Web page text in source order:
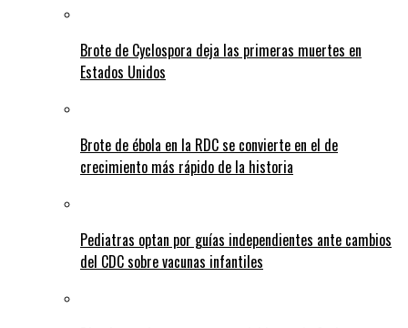
Brote de Cyclospora deja las primeras muertes en
Estados Unidos
Brote de ébola en la RDC se convierte en el de
crecimiento más rápido de la historia
Pediatras optan por guías independientes ante cambios
del CDC sobre vacunas infantiles